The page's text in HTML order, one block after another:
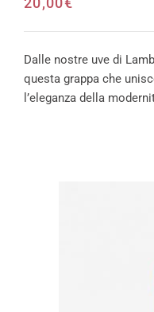
Dalle nostre uve di
questa grappa che
l’eleganza della